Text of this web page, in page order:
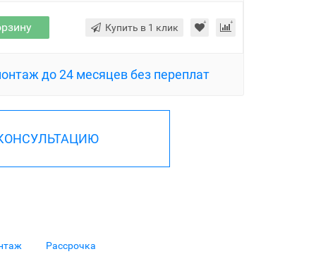
Купить в 1 клик
до 24 месяцев без переплат
Рассрочка